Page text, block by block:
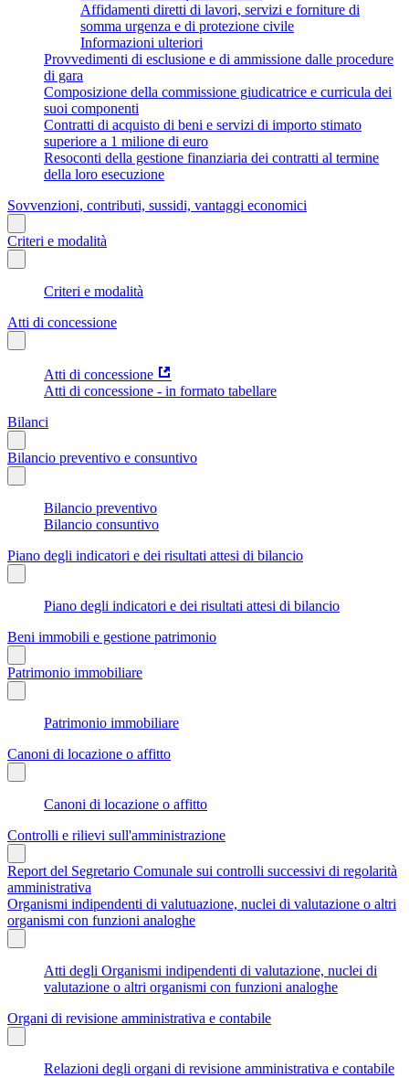
Affidamenti diretti di lavori, servizi e forniture di
somma urgenza e di protezione civile
Informazioni ulteriori
Provvedimenti di esclusione e di ammissione dalle procedure
di gara
Composizione della commissione giudicatrice e curricula dei
suoi componenti
Contratti di acquisto di beni e servizi di importo stimato
superiore a 1 milione di euro
Resoconti della gestione finanziaria dei contratti al termine
della loro esecuzione
Sovvenzioni, contributi, sussidi, vantaggi economici
Criteri e modalità
Criteri e modalità
Atti di concessione
Atti di concessione
Atti di concessione - in formato tabellare
Bilanci
Bilancio preventivo e consuntivo
Bilancio preventivo
Bilancio consuntivo
Piano degli indicatori e dei risultati attesi di bilancio
Piano degli indicatori e dei risultati attesi di bilancio
Beni immobili e gestione patrimonio
Patrimonio immobiliare
Patrimonio immobiliare
Canoni di locazione o affitto
Canoni di locazione o affitto
Controlli e rilievi sull'amministrazione
Report del Segretario Comunale sui controlli successivi di regolarità
amministrativa
Organismi indipendenti di valutuazione, nuclei di valutazione o altri
organismi con funzioni analoghe
Atti degli Organismi indipendenti di valutazione, nuclei di
valutazione o altri organismi con funzioni analoghe
Organi di revisione amministrativa e contabile
Relazioni degli organi di revisione amministrativa e contabile